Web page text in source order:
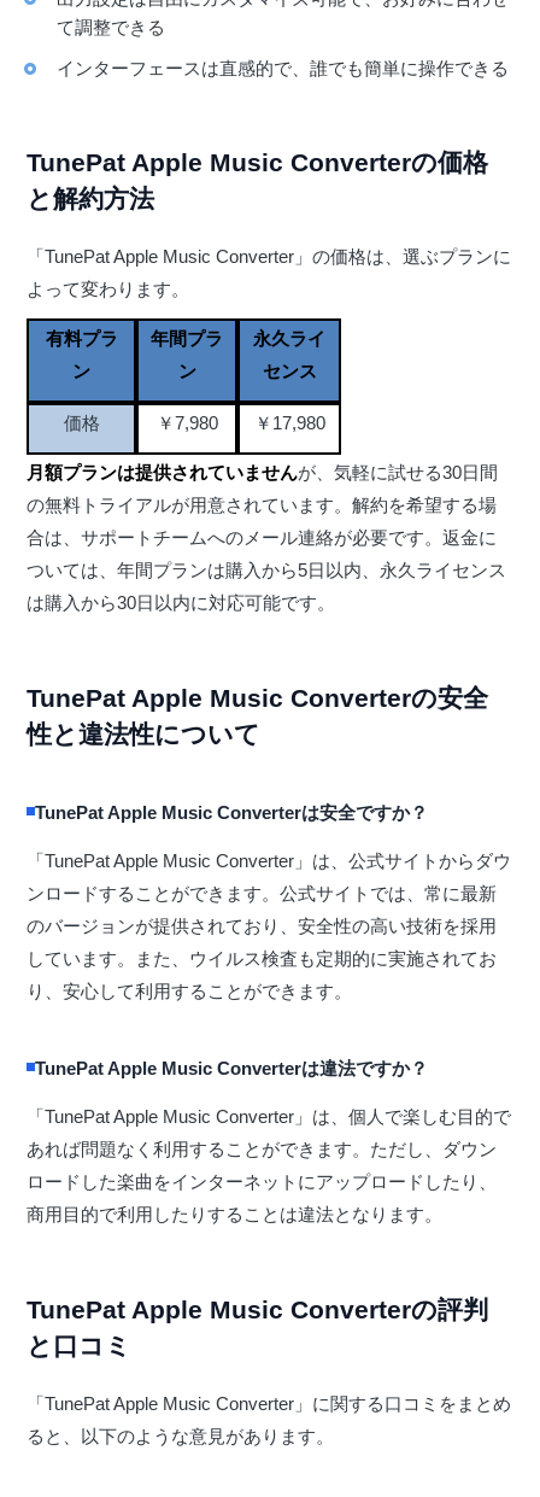
て調整できる
インターフェースは直感的で、誰でも簡単に操作できる
TunePat Apple Music Converterの価格
と解約方法
「TunePat Apple Music Converter」の価格は、選ぶプランに
よって変わります。
有料プラ
ン
年間プラ
ン
永久ライ
センス
価格 ￥7,980 ￥17,980
月額プランは提供されていませんが、気軽に試せる30日間
の無料トライアルが用意されています。解約を希望する場
合は、サポートチームへのメール連絡が必要です。返金に
ついては、年間プランは購入から5日以内、永久ライセンス
は購入から30日以内に対応可能です。
TunePat Apple Music Converterの安全
性と違法性について
TunePat Apple Music Converterは安全ですか？
「TunePat Apple Music Converter」は、公式サイトからダウ
ンロードすることができます。公式サイトでは、常に最新
のバージョンが提供されており、安全性の高い技術を採用
しています。また、ウイルス検査も定期的に実施されてお
り、安心して利用することができます。
TunePat Apple Music Converterは違法ですか？
「TunePat Apple Music Converter」は、個人で楽しむ目的で
あれば問題なく利用することができます。ただし、ダウン
ロードした楽曲をインターネットにアップロードしたり、
商用目的で利用したりすることは違法となります。
TunePat Apple Music Converterの評判
と口コミ
「TunePat Apple Music Converter」に関する口コミをまとめ
ると、以下のような意見があります。